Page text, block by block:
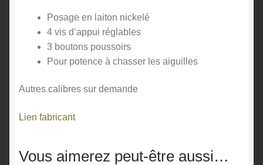
Posage en laiton nickelé
4 vis d’appui réglables
3 boutons poussoirs
Pour potence à chasser les aiguilles
Autres calibres sur demande
Lien fabricant
Vous aimerez peut-être aussi…